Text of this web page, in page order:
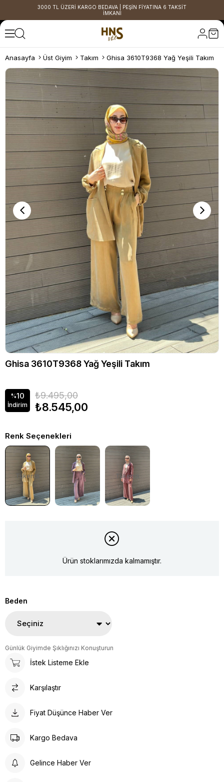
3000 TL ÜZERİ KARGO BEDAVA | PEŞİN FİYATINA 6 TAKSİT
İMKANI
Anasayfa Üst Giyim Takım Ghisa 3610T9368 Yağ Yeşili Takım
Ghisa 3610T9368 Yağ Yeşili Takım
%10
İndirim
₺9.495,00
₺8.545,00
Renk Seçenekleri
Tükendi Tükendi
Ürün stoklarımızda kalmamıştır.
Beden
Günlük Giyimde Şıklığınızı Konuşturun
İstek Listeme Ekle
Karşılaştır
Fiyat Düşünce Haber Ver
Kargo Bedava
Gelince Haber Ver